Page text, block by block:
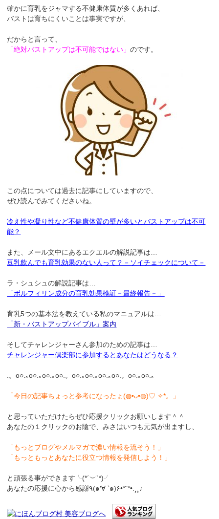
確かに育乳をジャマする不健康体質が多くあれば、
バストは育ちにくいことは事実ですが、
だからと言って、
「絶対バストアップは不可能ではない」のです。
この点については過去に記事にしていますので、
ぜひ読んでみてくださいね。
冷え性や凝り性など不健康体質の壁が多いとバストアップは不可
能？
また、メール文中にあるエクエルの解説記事は…
豆乳飲んでも育乳効果のない人って？－ソイチェックについて－
ラ・シュシュの解説記事は…
「ボルフィリン成分の育乳効果検証－最終報告－」
育乳5つの基本法を教えている私のマニュアルは…
「新・バストアップバイブル」案内
そしてチャレンジャーさん参加のための記事は…
チャレンジャー倶楽部に参加するとあなたはどうなる？
.。o○.｡o○.｡o○.｡o○.。o○.｡o○.｡o○.｡o○.。o○.｡o○.｡
「今日の記事ちょっと参考になったょ(◍•ᴗ•◍)♡ ✧*。」
と思っていただけたらぜひ応援クリックお願いします＾＾
あなたの１クリックのお陰で、みさはいつも元気が出ますし、
「もっとブログやメルマガで濃い情報を流そう！」
「もっともっとあなたに役立つ情報を発信しよう！」
と頑張る事ができます╰(*´︶`*)╯
あなたの応援に心から感謝٩(๑′∀ ‵๑)۶•*¨*•.¸¸♪